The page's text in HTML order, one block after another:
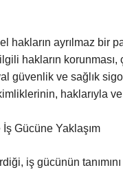
hakların ayrılmaz bir
hakların korunması,
güvenlik ve sağlık
haklarıyla
Gücüne Yaklaşım
iş gücünün